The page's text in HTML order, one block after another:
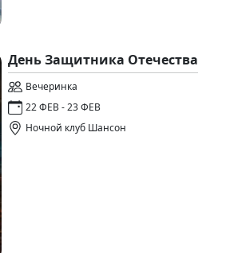
День Защитника Отечества
Вечеринка
22 ФЕВ - 23 ФЕВ
Ночной клуб Шансон